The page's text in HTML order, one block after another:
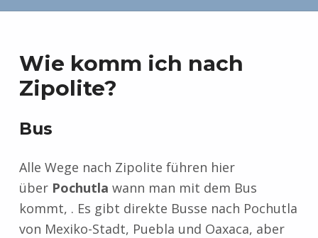
Wie komm ich nach
Zipolite?
Bus
Alle Wege nach Zipolite führen hier
über Pochutla wann man mit dem Bus
kommt, . Es gibt direkte Busse nach Pochutla
von Mexiko-Stadt, Puebla und Oaxaca, aber